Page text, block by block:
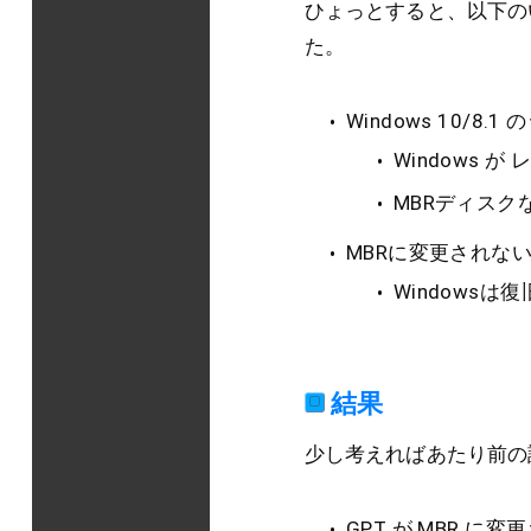
ひょっとすると、以下
た。
Windows 10/8.1 の
Windows が
MBRディスク
MBRに変更されな
Windowsは復
結果
少し考えればあたり前